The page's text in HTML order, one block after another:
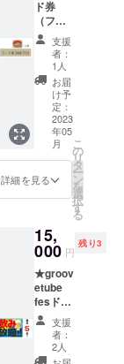
77/身幅
58/肩幅
54袖丈
XXL・
・・身
丈81/身
幅63/肩
幅57/袖
丈25
2023年
発送予
定 ＊4/
場合
フェス
後のお
渡しの
可能性
もあり
ます。
・ 身丈
65/身幅
49/肩
幅/42/袖
丈10
M・・
・・身
丈69/身
幅52/肩
幅46/袖
丈20
・・身
丈73/身
丈22
XL・・
・ 身丈
77/身幅
58/肩幅
54袖丈
24
XXL・
・・身
eshop.j
p/about
ピーチ
フェイ
スナイ
ロン ロ
ゴの刺
繍入り
＊背面
に日除
けがつ
いてい
ます。
差が若
干ござ
が、男
女共に
使える
落ち着
いたオ
レンジ
製作し
てくれ
まし
た。
groovet
ubefes
カラー
のクラ
ウド
ファウ
ンディ
ング限
定品！
om/ 高
さ
300mm
容量
300ml
サンド
ブラス
トにて
GTFEＳ
ド券
（フェ
ス屋台
使用）
3000円
分＋オ
リジナ
ルシリ
コンリ
ストバ
ンド2個
沢山の
屋台で
使用で
きる
券で
す。会
場に来
られな
い場合
でも返
金、残
金のご
精算は
出来ま
支援
者：
1人
お届
け予
定：
2023
年05
月
詳細を見る
こ
の
リ
タ
ー
ン
を
選
択
す
る
15,
000 円
残り3
★groov
etube
fesドリ
ンク
ブース
でのド
リンク
支援
者：
2人